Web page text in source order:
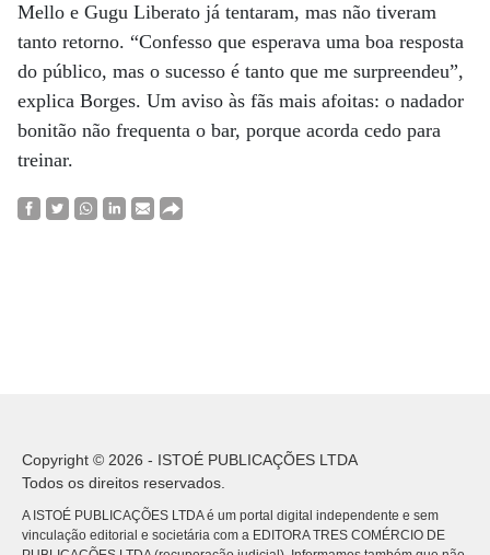
Mello e Gugu Liberato já tentaram, mas não tiveram
tanto retorno. “Confesso que esperava uma boa resposta
do público, mas o sucesso é tanto que me surpreendeu”,
explica Borges. Um aviso às fãs mais afoitas: o nadador
bonitão não frequenta o bar, porque acorda cedo para
treinar.
Copyright © 2026 - ISTOÉ PUBLICAÇÕES LTDA
Todos os direitos reservados.
A ISTOÉ PUBLICAÇÕES LTDA é um portal digital independente e sem
vinculação editorial e societária com a EDITORA TRES COMÉRCIO DE